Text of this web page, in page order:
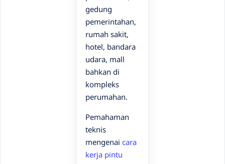
gedung
pemerintahan,
rumah sakit,
hotel, bandara
udara, mall
bahkan di
kompleks
perumahan.
Pemahaman
teknis
mengenai cara
kerja pintu